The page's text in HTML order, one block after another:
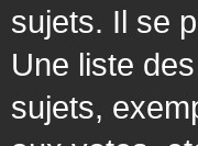
sujets. Il se
Une liste
sujets,